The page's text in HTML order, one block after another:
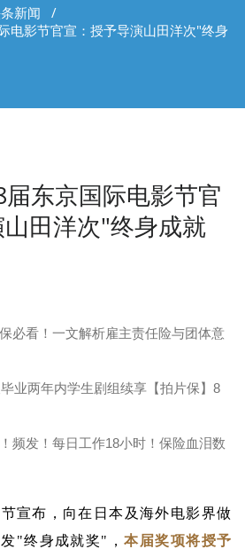
新闻 /
电影节官宣：授予导演山田洋次"终身
东京国际电影节官
田洋次"终身成就
必看！一文解析雇主责任险与团体意
业两年内学生剧组续享【拍片保】8
频发！每日工作18小时！保险血泪数
宣布，向在日本及海外电影界做
"终身成就奖"，本届奖项将授予